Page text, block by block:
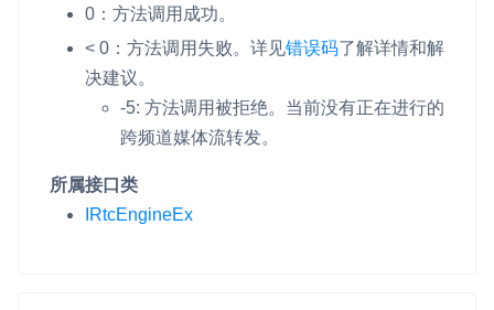
0：方法调用成功。
< 0：方法调用失败。详见错误码了解详情和解
决建议。
-5: 方法调用被拒绝。当前没有正在进行的
跨频道媒体流转发。
所属接口类
IRtcEngineEx